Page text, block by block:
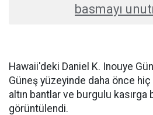
basmayı
Hawaii'deki Daniel K. Inouye
Güneş yüzeyinde daha önce
altın bantlar ve burgulu kasırga
görüntülendi.